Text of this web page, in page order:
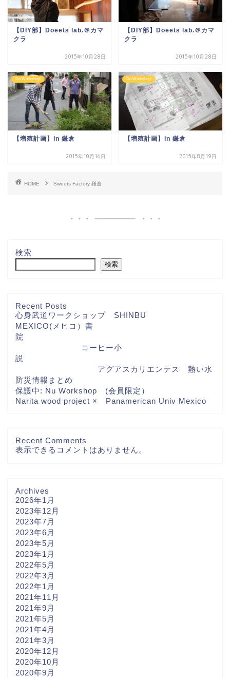
【DIY部】Doeets lab.＠カマ
クラ
2015年10月28日
【DIY部】Doeets lab.＠カマ
クラ
2015年10月28日
Do Workshop!
【増殖計画】in 鎌倉
2015年10月16日
Do Workshop!
【増殖計画】in 鎌倉
2015年8月19日
HOME Sweets Factory 鎌倉
検索
検索
Recent Posts
心身武道ワークショップ SHINBU
MEXICO(メヒコ）書
院
コーヒー小
説
アグアスカリエンテス 熱い水
防災情報まとめ
保護中: Nu Workshop (会員限定）
Narita wood project × Panamerican Univ Mexico
Recent Comments
表示できるコメントはありません。
Archives
2026年1月
2023年12月
2023年7月
2023年6月
2023年5月
2023年1月
2022年5月
2022年3月
2022年1月
2021年11月
2021年9月
2021年5月
2021年4月
2021年3月
2020年12月
2020年10月
2020年9月